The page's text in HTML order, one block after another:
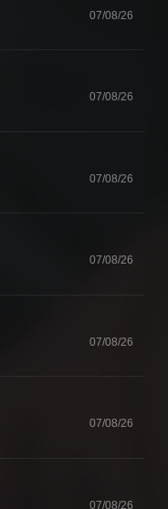
07/08/26
07/08/26
07/08/26
07/08/26
07/08/26
07/08/26
07/08/26